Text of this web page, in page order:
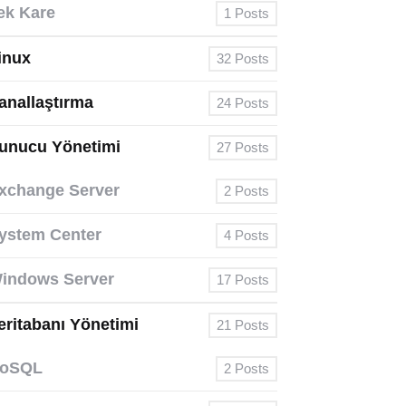
Kare 1 Posts
32 Posts
24 Posts
Yönetimi 27 Posts
Server 2 Posts
Center 4 Posts
Server 17 Posts
Yönetimi 21 Posts
2 Posts